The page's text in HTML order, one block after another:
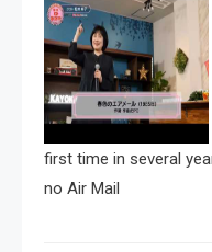
first time in several
no Air Mail